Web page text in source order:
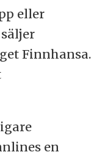
eller
Finnhansa.
en